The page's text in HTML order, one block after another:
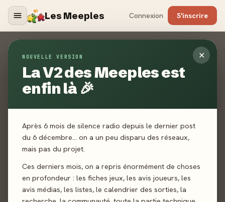
Les Meeples Connexion S'inscrire
✕
NOUVELLE VERSION
La V2 des Meeples est
enfin là 🎉
Après 6 mois de silence radio depuis le dernier post
du 6 décembre… on a un peu disparu des réseaux,
mais pas du projet.
Ces derniers mois, on a repris énormément de choses
en profondeur : les fiches jeux, les avis joueurs, les
avis médias, les listes, le calendrier des sorties, la
Contact
ACCUEIL CONTACT
toute autre demande ? Envoyez-nous un mail, nous vous
répondrons dans les plus brefs délais.